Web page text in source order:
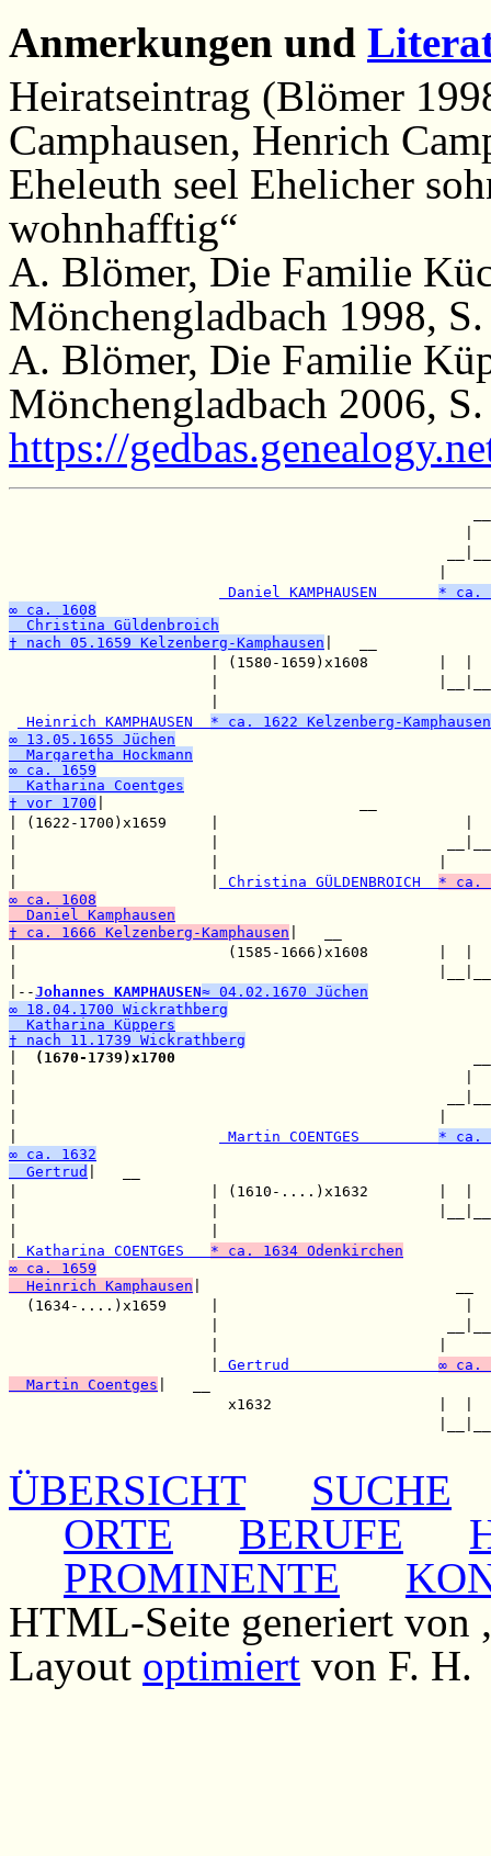
Anmerkungen und
Heiratseintrag (Blömer
Camphausen, Henrich
Eheleuth seel Ehelicher
wohnhafftig“
A. Blömer, Die Familie
Mönchengladbach 1998,
A. Blömer, Die Familie
Mönchengladbach 2006,
https://
Daniel KAMPHAUSEN * ca.
∞ ca. 1608
Christina Güldenbroich
† nach 05.1659 Kelzenberg-Kamphausen
                       | (1580-1659)x1608        |  |
Heinrich KAMPHAUSEN * ca. 1622 Kelzenberg-Kamphausen
∞ 13.05.1655 Jüchen
Margaretha Hockmann
∞ ca. 1659
Katharina Coentges
† vor 1700
| (1622-1700)x1659     |                            |
Christina GÜLDENBROICH * ca.
∞ ca. 1608
Daniel Kamphausen
† ca. 1666 Kelzenberg-Kamphausen
|                        (1585-1666)x1608        |  |
|--Johannes KAMPHAUSEN≈ 04.02.1670 Jüchen
∞ 18.04.1700 Wickrathberg
Katharina Küppers
† nach 11.1739 Wickrathberg
(1670-1739)x1700
Martin COENTGES * ca.
∞ ca. 1632
Gertrud
|                      | (1610-....)x1632        |  |
Katharina COENTGES * ca. 1634 Odenkirchen
∞ ca. 1659
Heinrich Kamphausen
  (1634-....)x1659     |                            |
Gertrud ∞ ca.
Martin Coentges
                         x1632                   |  |
ÜBERSICHT
SUCHE
ORTE
BERUFE
PROMINENTE
HTML-Seite generiert von
Layout optimiert von F. H.